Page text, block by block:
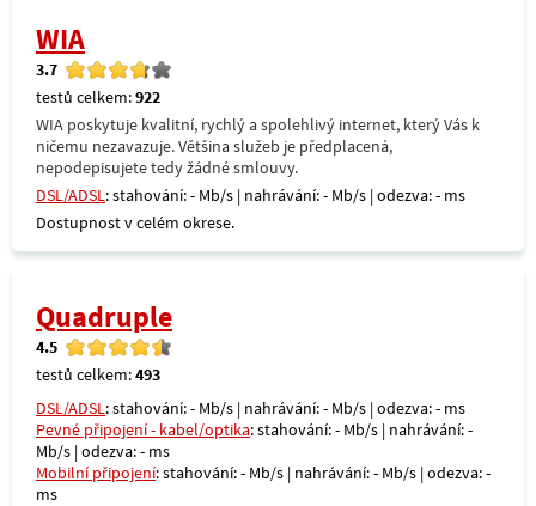
WIA
3.7
testů celkem:922
WIA poskytuje kvalitní, rychlý a spolehlivý internet, který Vás k
ničemu nezavazuje. Většina služeb je předplacená,
nepodepisujete tedy žádné smlouvy.
DSL/ADSL: stahování: - Mb/s | nahrávání: - Mb/s | odezva: - ms
Dostupnost v celém okrese.
Quadruple
4.5
testů celkem:493
DSL/ADSL: stahování: - Mb/s | nahrávání: - Mb/s | odezva: - ms
Pevné připojení - kabel/optika: stahování: - Mb/s | nahrávání: -
Mb/s | odezva: - ms
Mobilní připojení: stahování: - Mb/s | nahrávání: - Mb/s | odezva: -
ms